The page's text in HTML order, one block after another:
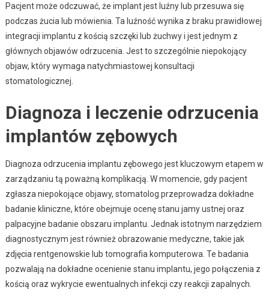
Pacjent może odczuwać, że implant jest luźny lub przesuwa się
podczas żucia lub mówienia. Ta luźność wynika z braku prawidłowej
integracji implantu z kością szczęki lub żuchwy i jest jednym z
głównych objawów odrzucenia. Jest to szczególnie niepokojący
objaw, który wymaga natychmiastowej konsultacji
stomatologicznej.
Diagnoza i leczenie odrzucenia
implantów zębowych
Diagnoza odrzucenia implantu zębowego jest kluczowym etapem w
zarządzaniu tą poważną komplikacją. W momencie, gdy pacjent
zgłasza niepokojące objawy, stomatolog przeprowadza dokładne
badanie kliniczne, które obejmuje ocenę stanu jamy ustnej oraz
palpacyjne badanie obszaru implantu. Jednak istotnym narzędziem
diagnostycznym jest również obrazowanie medyczne, takie jak
zdjęcia rentgenowskie lub tomografia komputerowa. Te badania
pozwalają na dokładne ocenienie stanu implantu, jego połączenia z
kością oraz wykrycie ewentualnych infekcji czy reakcji zapalnych.